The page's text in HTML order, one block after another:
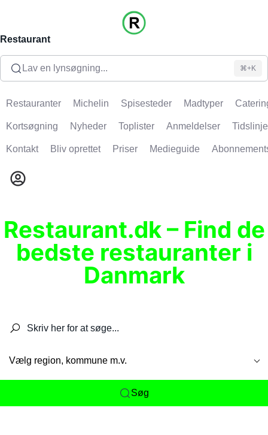
Restaurant
Lav en lynsøgning... ⌘+K
Restauranter Michelin Spisesteder Madtyper
Kortsøgning Nyheder Toplister Anmeldelser Tidslinje
Kontakt Bliv oprettet Priser Medieguide
Restaurant.dk – Find de
bedste restauranter i
Danmark
Vælg region, kommune m.v.
Søg